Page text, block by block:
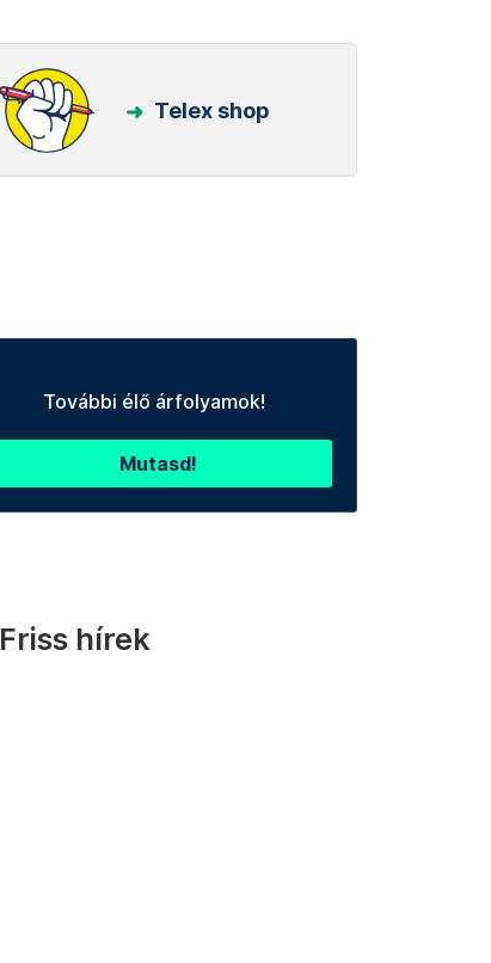
Telex shop
További élő árfolyamok!
Mutasd!
Friss hírek